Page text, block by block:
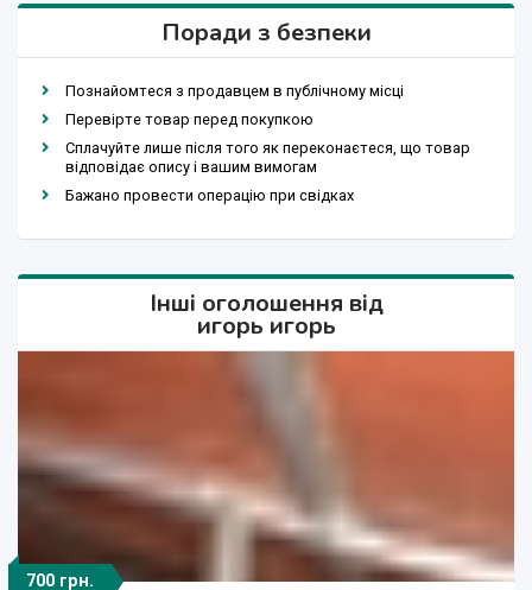
Поради з безпеки
Познайомтеся з продавцем в публічному місці
Перевірте товар перед покупкою
Сплачуйте лише після того як переконаєтеся, що товар
відповідає опису і вашим вимогам
Бажано провести операцію при свідках
Інші оголошення від
игорь игорь
50 грн.
80 грн.
150 грн.
700 грн.
700 грн. 700 грн.
150 грн.
Договірна
Договірна
150 грн.
50 грн.
80 грн.